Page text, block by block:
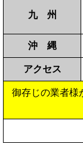
九 州
沖 縄
アクセス
御存じの業者様